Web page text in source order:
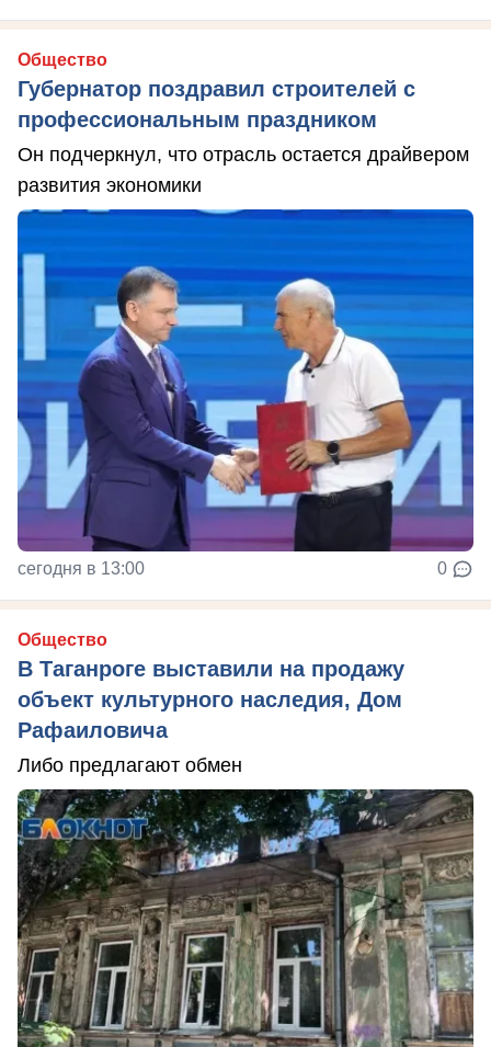
Общество
Губернатор поздравил строителей с
профессиональным праздником
Он подчеркнул, что отрасль остается драйвером
развития экономики
сегодня в 13:00 0
Общество
В Таганроге выставили на продажу
объект культурного наследия, Дом
Рафаиловича
Либо предлагают обмен